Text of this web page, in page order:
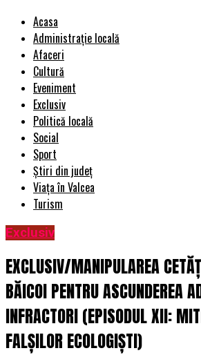
Acasa
Administrație locală
Afaceri
Cultură
Eveniment
Exclusiv
Politică locală
Social
Sport
Știri din județ
Viața în Valcea
Turism
Exclusiv
EXCLUSIV/MANIPULAREA
BĂICOI PENTRU ASCUNDEREA
INFRACTORI (EPISODUL XII:
FALȘILOR ECOLOGIȘTI)